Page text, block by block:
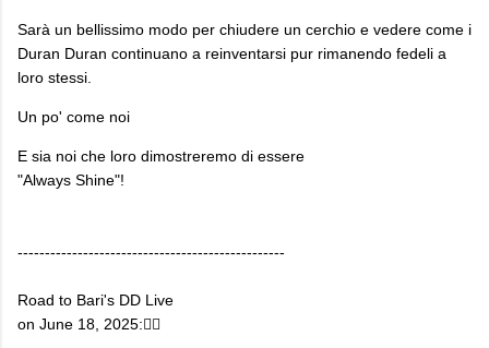
Sarà un bellissimo modo per chiudere un cerchio e vedere come i
Duran Duran continuano a reinventarsi pur rimanendo fedeli a
loro stessi.
Un po' come noi
E sia noi che loro dimostreremo di essere
"Always Shine"!
-------------------------------------------------
Road to Bari's DD Live
on June 18, 2025:👇🏼